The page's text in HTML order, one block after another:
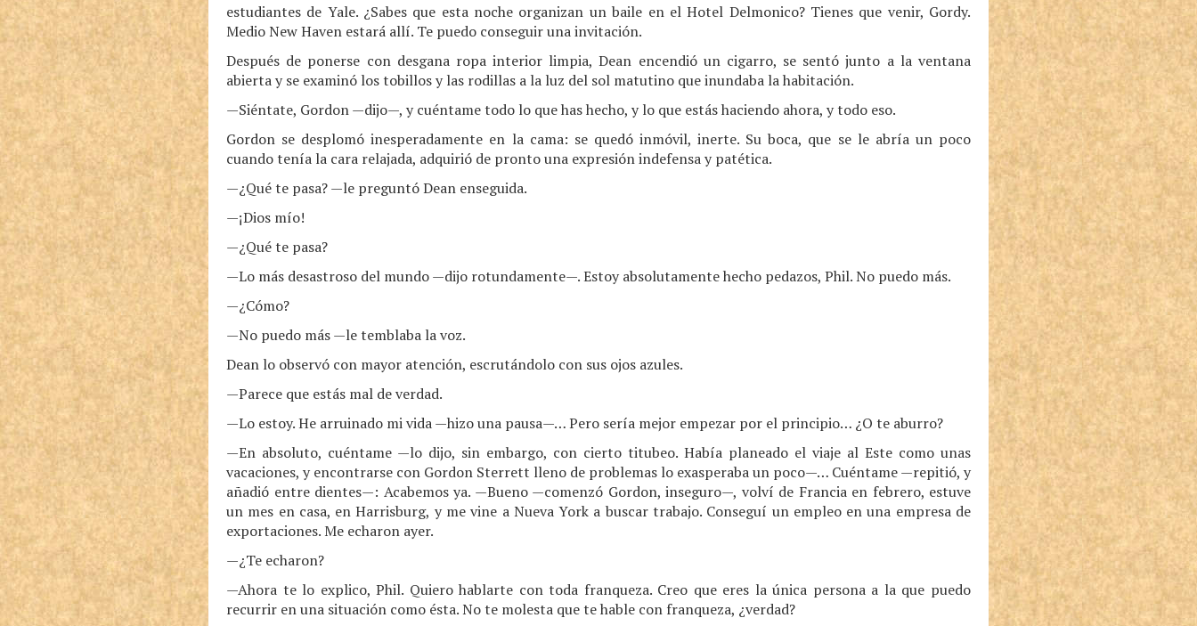
estudiantes de Yale. ¿Sabes que esta noche organizan un baile en el Hotel Delmonico? Tienes que venir, Gordy.
Medio New Haven estará allí. Te puedo conseguir una invitación.
Después de ponerse con desgana ropa interior limpia, Dean encendió un cigarro, se sentó junto a la ventana
abierta y se examinó los tobillos y las rodillas a la luz del sol matutino que inundaba la habitación.
—Siéntate, Gordon —dijo—, y cuéntame todo lo que has hecho, y lo que estás haciendo ahora, y todo eso.
Gordon se desplomó inesperadamente en la cama: se quedó inmóvil, inerte. Su boca, que se le abría un poco
cuando tenía la cara relajada, adquirió de pronto una expresión indefensa y patética.
—¿Qué te pasa? —le preguntó Dean enseguida.
—¡Dios mío!
—¿Qué te pasa?
—Lo más desastroso del mundo —dijo rotundamente—. Estoy absolutamente hecho pedazos, Phil. No puedo más.
—¿Cómo?
—No puedo más —le temblaba la voz.
Dean lo observó con mayor atención, escrutándolo con sus ojos azules.
—Parece que estás mal de verdad.
—Lo estoy. He arruinado mi vida —hizo una pausa—… Pero sería mejor empezar por el principio… ¿O te aburro?
—En absoluto, cuéntame —lo dijo, sin embargo, con cierto titubeo. Había planeado el viaje al Este como unas
vacaciones, y encontrarse con Gordon Sterrett lleno de problemas lo exasperaba un poco—… Cuéntame —repitió, y
añadió entre dientes—: Acabemos ya. —Bueno —comenzó Gordon, inseguro—, volví de Francia en febrero, estuve
un mes en casa, en Harrisburg, y me vine a Nueva York a buscar trabajo. Conseguí un empleo en una empresa de
exportaciones. Me echaron ayer.
—¿Te echaron?
—Ahora te lo explico, Phil. Quiero hablarte con toda franqueza. Creo que eres la única persona a la que puedo
recurrir en una situación como ésta. No te molesta que te hable con franqueza, ¿verdad?